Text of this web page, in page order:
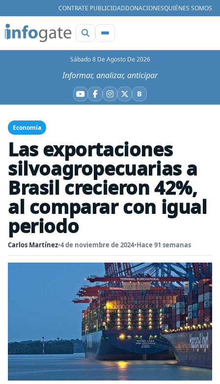
CONTRATE PUBLICIDADDONACIONESQUIÉNES SOMOS
Sábado 8 De Agosto De 2026
Informar, analizar, anticipar
YouTube
Facebook
Instagram
X BBluesky
Economía
Las exportaciones
silvoagropecuarias a
Brasil crecieron 42%,
al comparar con igual
periodo
Carlos Martínez•4 de noviembre de 2024•Hace 91 semanas